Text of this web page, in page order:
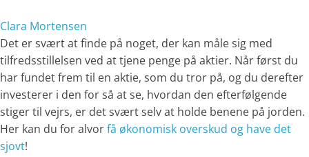
Clara Mortensen
Det er svært at finde på noget, der kan måle sig med
tilfredsstillelsen ved at tjene penge på aktier. Når først du
har fundet frem til en aktie, som du tror på, og du derefter
investerer i den for så at se, hvordan den efterfølgende
stiger til vejrs, er det svært selv at holde benene på jorden.
Her kan du for alvorfå økonomisk overskud og have det
sjovt!